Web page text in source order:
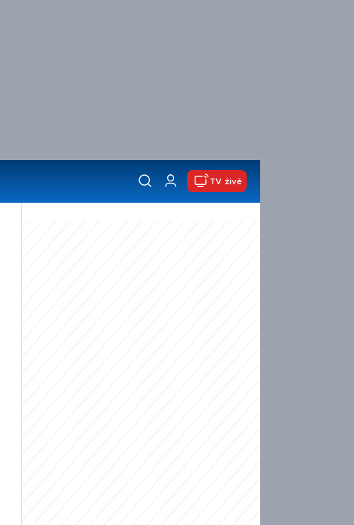
TV živě